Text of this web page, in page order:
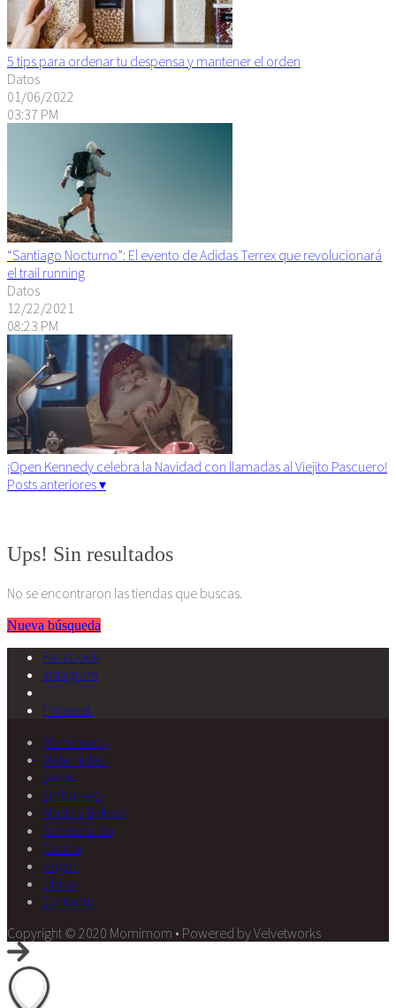
5 tips para ordenar tu despensa y mantener el orden
Datos
01/06/2022
03:37 PM
“Santiago Nocturno”: El evento de Adidas Terrex que revolucionará
el trail running
Datos
12/22/2021
08:23 PM
¡Open Kennedy celebra la Navidad con llamadas al Viejito Pascuero!
Posts anteriores ▾
Ups! Sin resultados
No se encontraron las tiendas que buscas.
Nueva búsqueda
Facebook
Instagram
Pinterest
Momimom
Maternidad
Datos
Embarazo
Moda y Belleza
Entretención
Cocina
Hogar
Libros
Contacto
Copyright © 2020 Momimom • Powered by Velvetworks